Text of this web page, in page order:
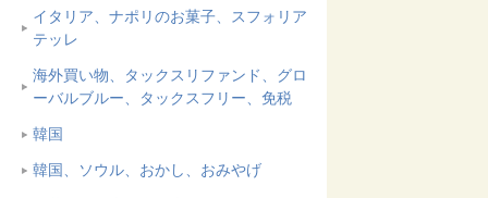
イタリア、ナポリのお菓子、スフォリア
テッレ
海外買い物、タックスリファンド、グロ
ーバルブルー、タックスフリー、免税
韓国
韓国、ソウル、おかし、おみやげ